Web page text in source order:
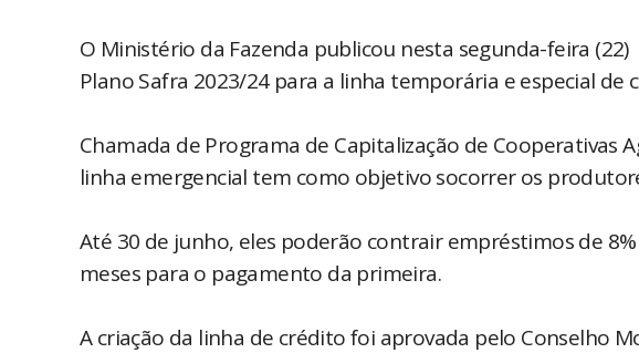
O Ministério da Fazenda publicou nesta segunda-feira
Plano Safra 2023/24 para a linha temporária e especial de
Chamada de Programa de Capitalização de Cooperativas
linha emergencial tem como objetivo socorrer os
Até 30 de junho, eles poderão contrair empréstimos de
meses para o pagamento da primeira.
A criação da linha de crédito foi aprovada pelo Conselho